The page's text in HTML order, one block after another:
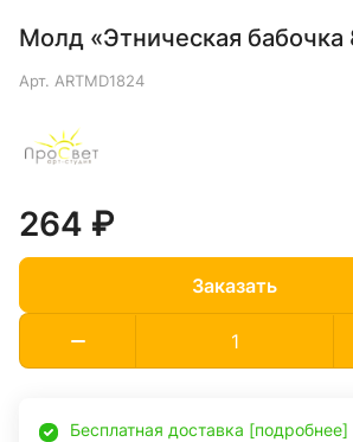
Молд «Этническая бабочка
Арт. ARTMD1824
264 ₽
Заказать
Бесплатная доставка [подробнее]